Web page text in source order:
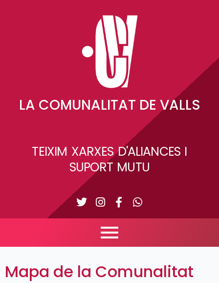
LA COMUNALITAT DE VALLS
TEIXIM XARXES D'ALIANCES I
SUPORT MUTU
Mapa de la Comunalitat